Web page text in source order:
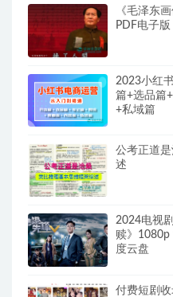
《毛泽东
PDF电子
2023小红
篇+选品篇
+私域篇
公考正道
述
2024电视
赎》
度云盘
付费短剧